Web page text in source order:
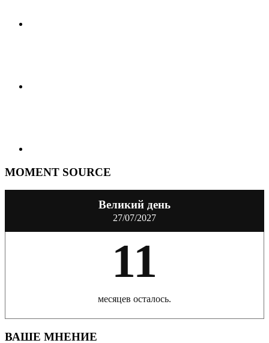
MOMENT SOURCE
Великий день
27/07/2027
11
месяцев осталось.
ВАШЕ МНЕНИЕ